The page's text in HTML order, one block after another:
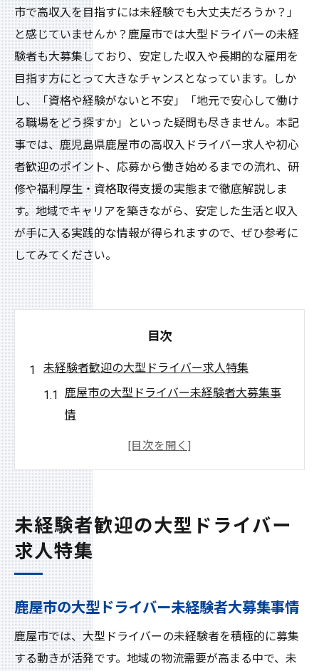
市で高収入を目指すには未経験でも大丈夫だろうか？」
と感じていませんか？鹿屋市では大型ドライバーの未経
験者も大募集しており、安定した収入や長期的な雇用を
目指す方にとって大きなチャンスとなっています。しか
し、「資格や経験がないと不安」「地元で安心して働け
る職場をどう探すか」といった疑問も尽きません。本記
事では、鹿児島県鹿屋市の高収入ドライバー求人や初心
者歓迎のポイント、応募から働き始めるまでの流れ、研
修や福利厚生・資格取得支援の実態まで徹底解説しま
す。地域でキャリアを築きながら、安定した生活と収入
が手に入る実践的な情報が得られますので、ぜひ参考に
してみてください。
目次
未経験者歓迎の大型ドライバー求人特集
鹿屋市の大型ドライバー未経験者大募集事
情
未経験でも高収入を目指せる理由と魅力
大型ドライバー未経験者が安心して応募で
きる条件
鹿屋市で大募集されている求人の特徴まと
め
鹿屋市で高収入ドライバーを目指す理由
鹿屋市で大型ドライバーが高収入を得る背
景
求人動向から見る鹿屋市の高収入事情
未経験者歓迎の大型ドライバー
求人特集
鹿屋市の大型ドライバー未経験者大募集事情
鹿屋市では、大型ドライバーの未経験者を積極的に募集
する動きが活発です。地域の物流需要が高まる中で、未